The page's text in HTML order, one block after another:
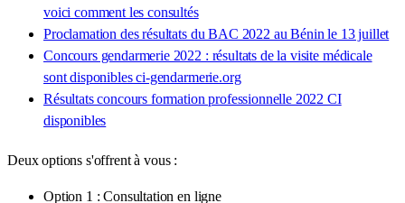
voici comment les consultés
Proclamation des résultats du BAC 2022 au Bénin le 13 juillet
Concours gendarmerie 2022 : résultats de la visite médicale
sont disponibles ci-gendarmerie.org
Résultats concours formation professionnelle 2022 CI
disponibles
Deux options s'offrent à vous :
Option 1 : Consultation en ligne